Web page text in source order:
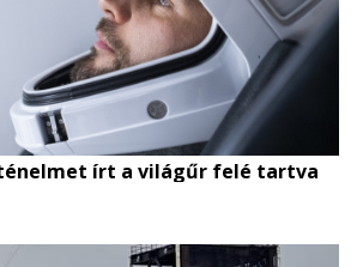
írt a világűr felé tartva